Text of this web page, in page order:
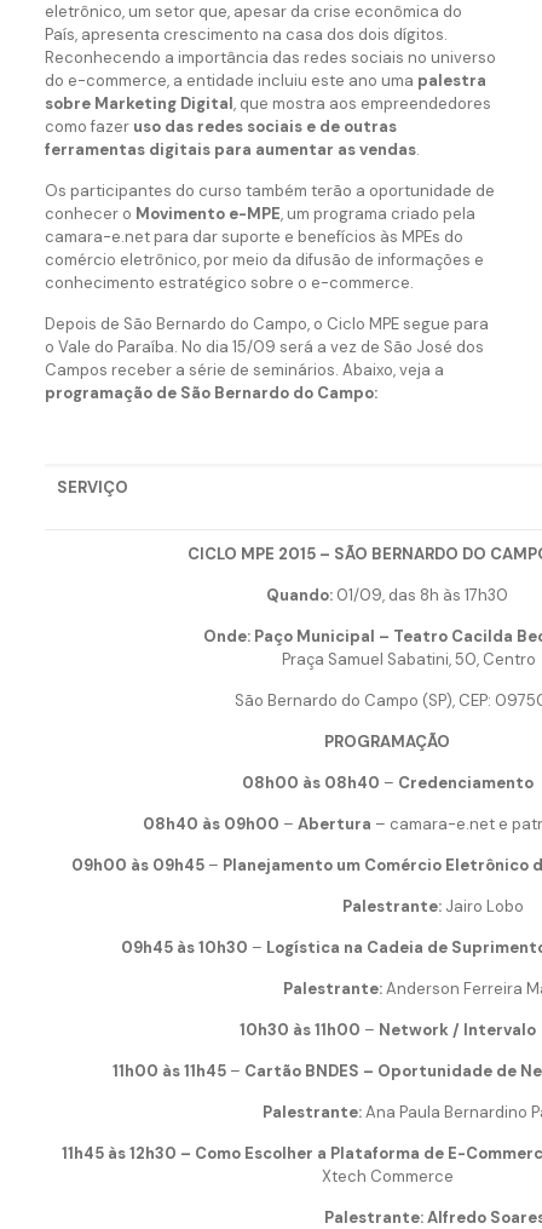
eletrônico, um setor que, apesar da crise econômica do
País, apresenta crescimento na casa dos dois dígitos.
Reconhecendo a importância das redes sociais no universo
do e-commerce, a entidade incluiu este ano uma palestra
sobre Marketing Digital, que mostra aos empreendedores
como fazer uso das redes sociais e de outras
ferramentas digitais para aumentar as vendas.
Os participantes do curso também terão a oportunidade de
conhecer o Movimento e-MPE, um programa criado pela
camara-e.net para dar suporte e benefícios às MPEs do
comércio eletrônico, por meio da difusão de informações e
conhecimento estratégico sobre o e-commerce.
Depois de São Bernardo do Campo, o Ciclo MPE segue para
o Vale do Paraíba. No dia 15/09 será a vez de São José dos
Campos receber a série de seminários. Abaixo, veja a
programação de São Bernardo do Campo:
SERVIÇO
CICLO MPE 2015 – SÃO BERNARDO DO
Quando: 01/09, das 8h às 17h30
Onde: Paço Municipal – Teatro Cacilda
Praça Samuel Sabatini, 50, Centro
São Bernardo do Campo (SP), CEP:
PROGRAMAÇÃO
08h00 às 08h40 – Credenciamento
08h40 às 09h00 – Abertura – camara-e.net e
09h00 às 09h45 – Planejamento um Comércio Eletrônico
Palestrante: Jairo Lobo
09h45 às 10h30 – Logística na Cadeia de
Palestrante:Anderson Ferreira
10h30 às 11h00 – Network / Intervalo
11h00 às 11h45 – Cartão BNDES – Oportunidade de
Palestrante:Ana Paula Bernardino
11h45 às 12h30 – Como Escolher a Plataforma de E-
Xtech Commerce
Palestrante: Alfredo